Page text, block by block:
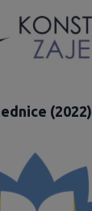
(2022)